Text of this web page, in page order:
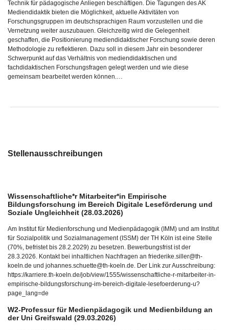
Technik für pädagogische Anliegen beschäftigen. Die Tagungen des AK
Mediendidaktik bieten die Möglichkeit, aktuelle Aktivitäten von
Forschungsgruppen im deutschsprachigen Raum vorzustellen und die
Vernetzung weiter auszubauen. Gleichzeitig wird die Gelegenheit
geschaffen, die Positionierung mediendidaktischer Forschung sowie deren
Methodologie zu reflektieren. Dazu soll in diesem Jahr ein besonderer
Schwerpunkt auf das Verhältnis von mediendidaktischen und
fachdidaktischen Forschungsfragen gelegt werden und wie diese
gemeinsam bearbeitet werden können.…
Stellenausschreibungen
Wissenschaftliche*r Mitarbeiter*in Empirische
Bildungsforschung im Bereich Digitale Leseförderung und
Soziale Ungleichheit (28.03.2026)
Am Institut für Medienforschung und Medienpädagogik (IMM) und am Institut
für Sozialpolitik und Sozialmanagement (ISSM) der TH Köln ist eine Stelle
(70%, befristet bis 28.2.2029) zu besetzen. Bewerbungsfrist ist der
28.3.2026. Kontakt bei inhaltlichen Nachfragen an friederike.siller@th-
koeln.de und johannes.schuette@th-koeln.de. Der Link zur Ausschreibung:
https://karriere.th-koeln.de/job/view/1555/wissenschaftliche-r-mitarbeiter-in-
empirische-bildungsforschung-im-bereich-digitale-lesefoerderung-u?
page_lang=de
W2-Professur für Medienpädagogik und Medienbildung an
der Uni Greifswald (29.03.2026)